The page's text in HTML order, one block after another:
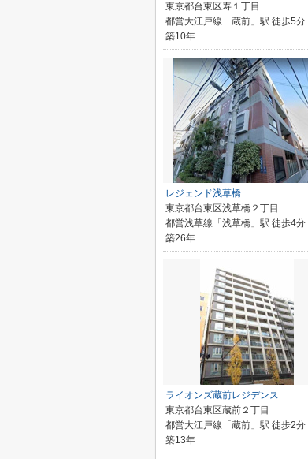
東京都台東区寿１丁目
都営大江戸線「蔵前」駅 徒歩5分
築10年
レジェンド浅草橋
東京都台東区浅草橋２丁目
都営浅草線「浅草橋」駅 徒歩4分
築26年
ライオンズ蔵前レジデンス
東京都台東区蔵前２丁目
都営大江戸線「蔵前」駅 徒歩2分
築13年